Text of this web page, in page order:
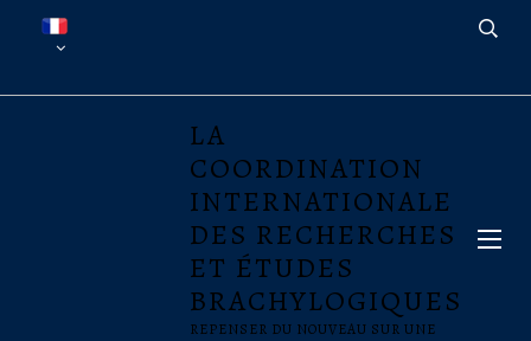
LA
COORDINATION
INTERNATIONALE
DES RECHERCHES
ET ÉTUDES
BRACHYLOGIQUES
REPENSER DU NOUVEAU SUR UNE